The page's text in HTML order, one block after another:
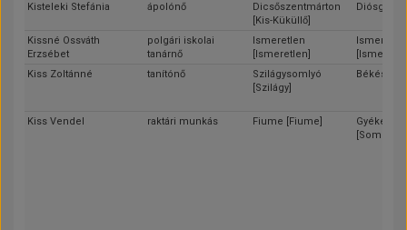
Kisteleki Stefánia ápolónő
Dicsőszentmárton
[Kis-Küküllő]
Diósgyőr
Kissné Ossváth
Erzsébet
polgári iskolai
tanárnő
Ismeretlen
[Ismeretlen]
Kiss Zoltánné
tanítónő
Szilágysomlyó
[Szilágy]
Békés
Kiss Vendel raktári munkás Fiume [Fiume]
[Somogy]